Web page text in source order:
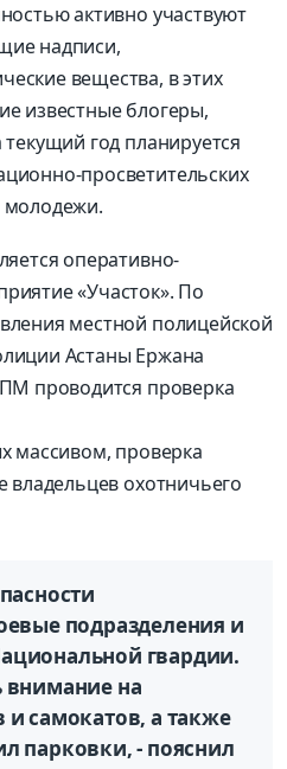
активно участвуют
надписи,
вещества, в этих
известные блогеры,
год планируется
просветительских
молодежи.
оперативно-
«Участок». По
местной полицейской
Астаны Ержана
проводится проверка
массивом, проверка
владельцев охотничьего
подразделения и
гвардии.
на
самокатов, а также
парковки, - пояснил